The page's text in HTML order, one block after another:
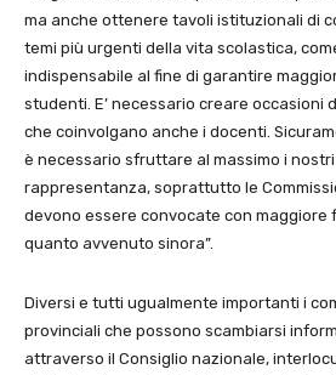
ma anche ottenere tavoli istituzionali di
temi più urgenti della vita scolastica,
indispensabile al fine di garantire
studenti. E’ necessario creare occasioni
che coinvolgano anche i docenti.
è necessario sfruttare al massimo i nostri
rappresentanza, soprattutto le
devono essere convocate con maggiore
quanto avvenuto sinora”.
Diversi e tutti ugualmente importanti i
provinciali che possono scambiarsi
attraverso il Consiglio nazionale,